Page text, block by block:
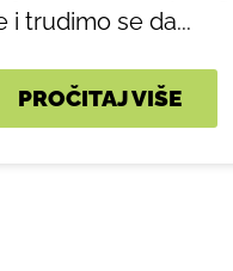
i trudimo se da...
PROČITAJ VIŠE